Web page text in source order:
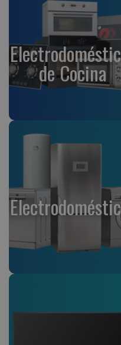
de Cocina